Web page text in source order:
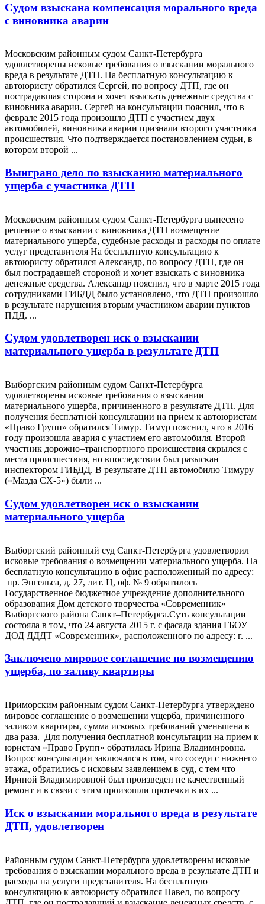
Судом взыскана компенсация морального вреда
с виновника аварии
Московским районным судом Санкт-Петербурга
удовлетворены исковые требования о взыскании морального
вреда в результате ДТП. На бесплатную консультацию к
автоюристу обратился Сергей, по вопросу ДТП, где он
пострадавшая сторона и хочет взыскать денежные средства с
виновника аварии. Сергей на консультации пояснил, что в
феврале 2015 года произошло ДТП с участием двух
автомобилей, виновника аварии признали второго участника
происшествия. Что подтверждается постановлением судьи, в
котором второй ...
Выиграно дело по взысканию материального
ущерба с участника ДТП
Московским районным судом Санкт-Петербурга вынесено
решение о взыскании с виновника ДТП возмещение
материального ущерба, судебные расходы и расходы по оплате
услуг представителя На бесплатную консультацию к
автоюристу обратился Александр, по вопросу ДТП, где он
был пострадавшей стороной и хочет взыскать с виновника
денежные средства. Александр пояснил, что в марте 2015 года
сотрудниками ГИБДД было установлено, что ДТП произошло
в результате нарушения вторым участником аварии пунктов
ПДД. ...
Судом удовлетворен иск о взыскании
материального ущерба в результате ДТП
Выборгским районным судом Санкт-Петербурга
удовлетворены исковые требования о взыскании
материального ущерба, причиненного в результате ДТП. Для
получения бесплатной консультации на прием к автоюристам
«Право Групп» обратился Тимур. Тимур пояснил, что в 2016
году произошла авария с участием его автомобиля. Второй
участник дорожно–транспортного происшествия скрылся с
места происшествия, но впоследствии был разыскан
инспектором ГИБДД. В результате ДТП автомобилю Тимуру
(«Мазда СХ-5») были ...
Судом удовлетворен иск о взыскании
материального ущерба
Выборгский районный суд Санкт-Петербурга удовлетворил
исковые требования о возмещении материального ущерба. На
бесплатную консультацию в офис расположенный по адресу:
пр. Энгельса, д. 27, лит. Ц, оф. № 9 обратилось
Государственное бюджетное учреждение дополнительного
образования Дом детского творчества «Современник»
Выборгского района Санкт–Петербурга.Суть консультации
состояла в том, что 24 августа 2015 г. с фасада здания ГБОУ
ДОД ДДДТ «Современник», расположенного по адресу: г. ...
Заключено мировое соглашение по возмещению
ущерба, по заливу квартиры
Приморским районным судом Санкт-Петербурга утверждено
мировое соглашение о возмещении ущерба, причиненного
заливом квартиры, сумма исковых требований уменьшена в
два раза. Для получения бесплатной консультации на прием к
юристам «Право Групп» обратилась Ирина Владимировна.
Вопрос консультации заключался в том, что соседи с нижнего
этажа, обратились с исковым заявлением в суд, с тем что
Ириной Владимировной был произведен не качественный
ремонт и в связи с этим произошли протечки в их ...
Иск о взыскании морального вреда в результате
ДТП, удовлетворен
Районным судом Санкт-Петербурга удовлетворены исковые
требования о взыскании морального вреда в результате ДТП и
расходы на услуги представителя. На бесплатную
консультацию к автоюристу обратился Павел, по вопросу